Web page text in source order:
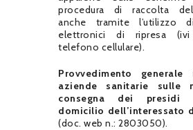
procedura di raccolta
anche tramite l’utilizzo
elettronici di ripresa
telefono cellulare).
Provvedimento
aziende sanitarie sulle
consegna dei presidi
domicilio dell’interessato
(doc. web n.: 2803050).